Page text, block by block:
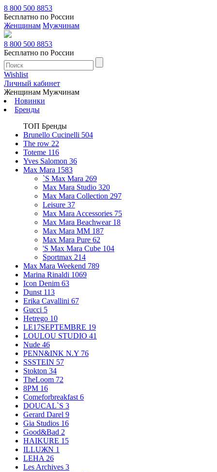
8 800 500 8853
Бесплатно по России
Женщинам Мужчинам
8 800 500 8853
Бесплатно по России
Wishlist
Личный кабинет
Женщинам Мужчинам
Новинки
Бренды
ТОП Бренды
Brunello Cucinelli 504
The row 22
Toteme 116
Yves Salomon 36
Max Mara 1583
`S Max Mara 269
Max Mara Studio 320
Max Mara Collection 297
Leisure 37
Max Mara Accessories 75
Max Mara Beachwear 18
Max Mara MM 187
Max Mara Pure 62
'S Max Mara Cube 104
Sportmax 214
Max Mara Weekend 789
Marina Rinaldi 1069
Icon Denim 63
Dunst 113
Erika Cavallini 67
Gucci 5
Hetrego 10
LE17SEPTEMBRE 19
LOULOU STUDIO 41
Nude 46
PENN&INK N.Y 76
SSSTEIN 57
Stokton 34
TheLoom 72
8PM 16
Comeforbreakfast 6
DOUCAL`S 3
Gerard Darel 9
Gia Studios 16
Good&Bad 2
HAIKURE 15
ILLUЖN 1
LEHA 26
Les Archives 3